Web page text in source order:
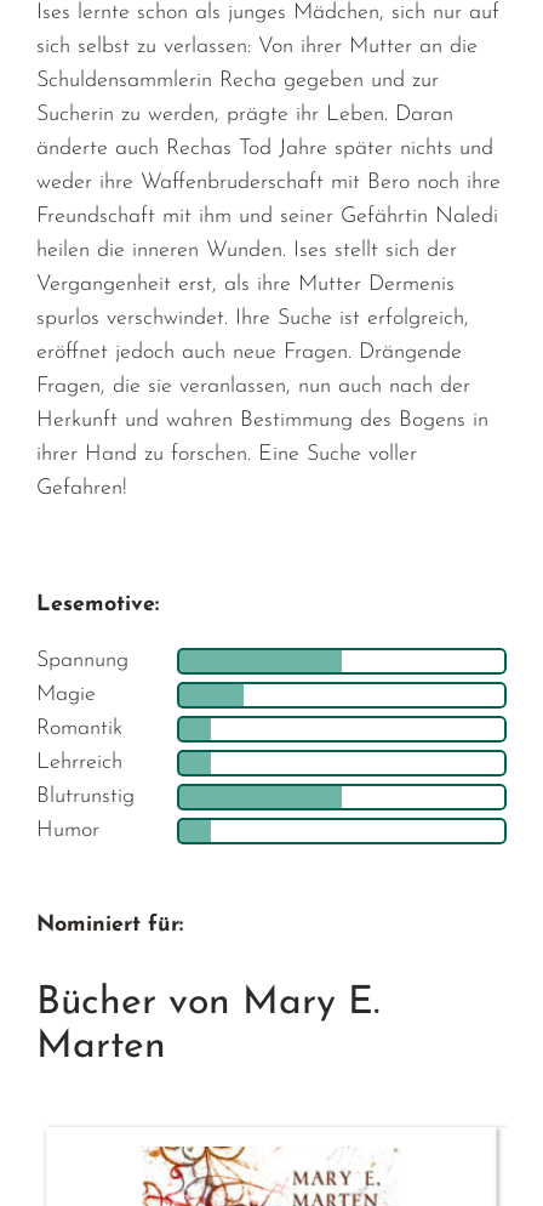
Ises lernte schon als junges Mädchen, sich nur auf
sich selbst zu verlassen: Von ihrer Mutter an die
Schuldensammlerin Recha gegeben und zur
Sucherin zu werden, prägte ihr Leben. Daran
änderte auch Rechas Tod Jahre später nichts und
weder ihre Waffenbruderschaft mit Bero noch ihre
Freundschaft mit ihm und seiner Gefährtin Naledi
heilen die inneren Wunden. Ises stellt sich der
Vergangenheit erst, als ihre Mutter Dermenis
spurlos verschwindet. Ihre Suche ist erfolgreich,
eröffnet jedoch auch neue Fragen. Drängende
Fragen, die sie veranlassen, nun auch nach der
Herkunft und wahren Bestimmung des Bogens in
ihrer Hand zu forschen. Eine Suche voller
Gefahren!
Lesemotive:
Spannung
Magie
Romantik
Lehrreich
Blutrunstig
Humor
Nominiert für:
Bücher von Mary E.
Marten